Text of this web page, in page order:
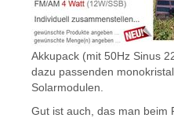
Akkupack (mit 50Hz Sinus
dazu passenden
Solarmodulen.
Gut ist auch, das man beim